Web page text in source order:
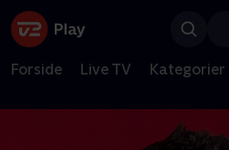
Forside Live TV Kategorier